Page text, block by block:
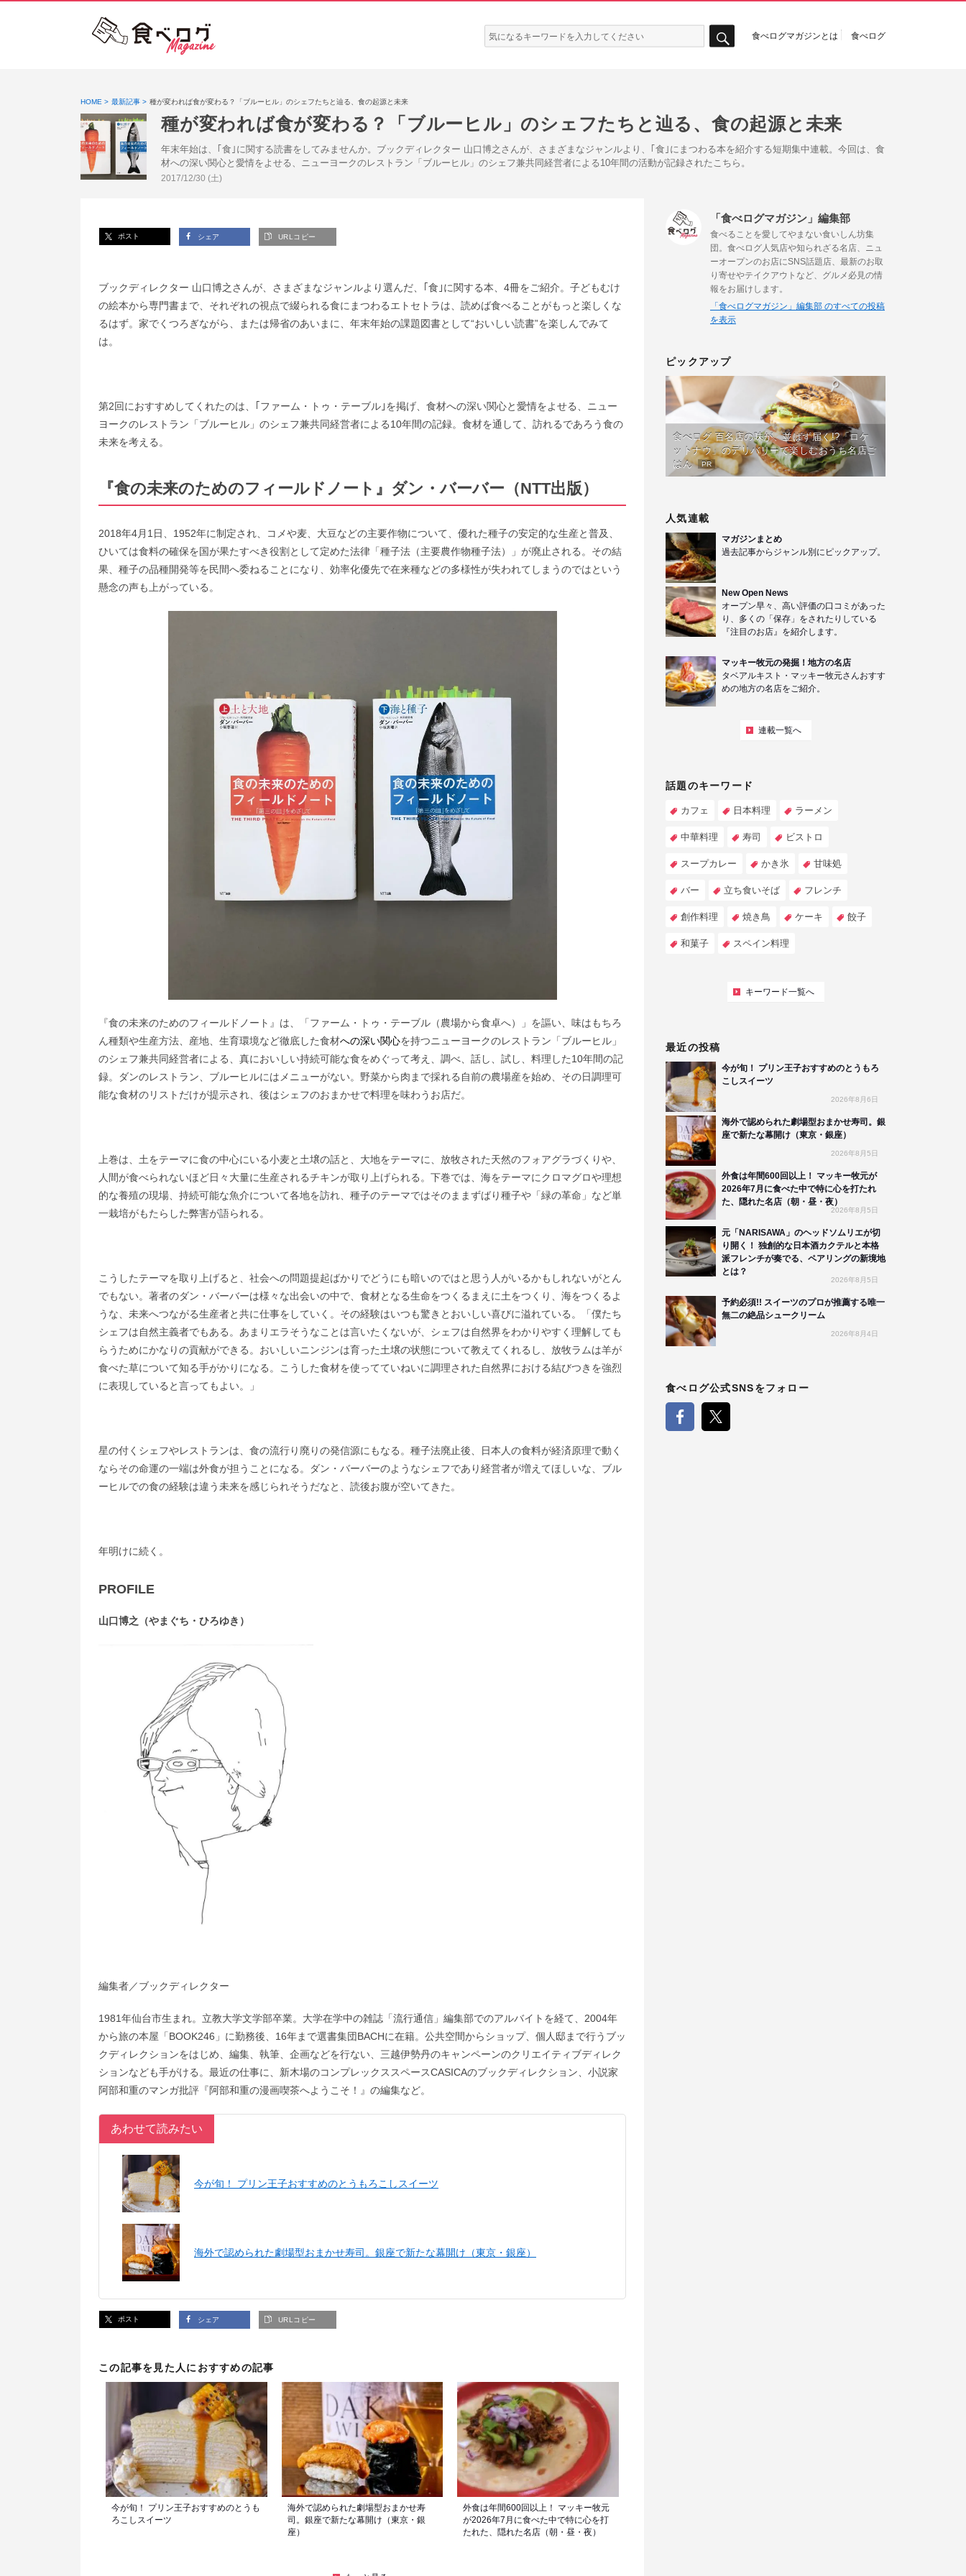
検
索:
食べログマガジンとは 食べログ
HOME 最新記事 種が変われば食が変わる？「ブルーヒル」のシェフたちと辿る、食の起源と未来
種が変われば食が変わる？「ブルーヒル」のシェフたちと辿る、食の起源と未来
年末年始は、｢食｣に関する読書をしてみませんか。ブックディレクター 山口博之さんが、さまざまなジャンルより、｢食｣にまつわる本を紹介する短期集中連載。今回は、食
材への深い関心と愛情をよせる、ニューヨークのレストラン「ブルーヒル」のシェフ兼共同経営者による10年間の活動が記録されたこちら。
投稿日:
2017/12/30 (土)
ポスト シェア URLコピー
ブックディレクター 山口博之さんが、さまざまなジャンルより選んだ、｢食｣に関する本、4冊をご紹介。子どもむけ
の絵本から専門書まで、それぞれの視点で綴られる食にまつわるエトセトラは、読めば食べることがもっと楽しくな
るはず。家でくつろぎながら、または帰省のあいまに、年末年始の課題図書として“おいしい読書”を楽しんでみて
は。
第2回におすすめしてくれたのは、｢ファーム・トゥ・テーブル｣を掲げ、食材への深い関心と愛情をよせる、ニュー
ヨークのレストラン「ブルーヒル」のシェフ兼共同経営者による10年間の記録。食材を通して、訪れるであろう食の
未来を考える。
『食の未来のためのフィールドノート』ダン・バーバー（NTT出版）
2018年4月1日、1952年に制定され、コメや麦、大豆などの主要作物について、優れた種子の安定的な生産と普及、
ひいては食料の確保を国が果たすべき役割として定めた法律「種子法（主要農作物種子法）」が廃止される。その結
果、種子の品種開発等を民間へ委ねることになり、効率化優先で在来種などの多様性が失われてしまうのではという
懸念の声も上がっている。
『食の未来のためのフィールドノート』は、「ファーム・トゥ・テーブル（農場から食卓へ）」を謳い、味はもちろ
ん種類や生産方法、産地、生育環境など徹底した食材への深い関心を持つニューヨークのレストラン「ブルーヒル」
のシェフ兼共同経営者による、真においしい持続可能な食をめぐって考え、調べ、話し、試し、料理した10年間の記
録。ダンのレストラン、ブルーヒルにはメニューがない。野菜から肉まで採れる自前の農場産を始め、その日調理可
能な食材のリストだけが提示され、後はシェフのおまかせで料理を味わうお店だ。
上巻は、土をテーマに食の中心にいる小麦と土壌の話と、大地をテーマに、放牧された天然のフォアグラづくりや、
人間が食べられないほど日々大量に生産されるチキンが取り上げられる。下巻では、海をテーマにクロマグロや理想
的な養殖の現場、持続可能な魚介について各地を訪れ、種子のテーマではそのままずばり種子や「緑の革命」など単
一栽培がもたらした弊害が語られる。
こうしたテーマを取り上げると、社会への問題提起ばかりでどうにも暗いのではと思う人がいるかもしれないがとん
でもない。著者のダン・バーバーは様々な出会いの中で、食材となる生命をつくるまえに土をつくり、海をつくるよ
うな、未来へつながる生産者と共に仕事をしていく。その経験はいつも驚きとおいしい喜びに溢れている。「僕たち
シェフは自然主義者でもある。あまりエラそうなことは言いたくないが、シェフは自然界をわかりやすく理解しても
らうためにかなりの貢献ができる。おいしいニンジンは育った土壌の状態について教えてくれるし、放牧ラムは羊が
食べた草について知る手がかりになる。こうした食材を使ってていねいに調理された自然界における結びつきを強烈
に表現していると言ってもよい。」
星の付くシェフやレストランは、食の流行り廃りの発信源にもなる。種子法廃止後、日本人の食料が経済原理で動く
ならその命運の一端は外食が担うことになる。ダン・バーバーのようなシェフであり経営者が増えてほしいな、ブル
ーヒルでの食の経験は違う未来を感じられそうだなと、読後お腹が空いてきた。
年明けに続く。
PROFILE
山口博之（やまぐち・ひろゆき）
編集者／ブックディレクター
1981年仙台市生まれ。立教大学文学部卒業。大学在学中の雑誌「流行通信」編集部でのアルバイトを経て、2004年
から旅の本屋「BOOK246」に勤務後、16年まで選書集団BACHに在籍。公共空間からショップ、個人邸まで行うブッ
クディレクションをはじめ、編集、執筆、企画などを行ない、三越伊勢丹のキャンペーンのクリエイティブディレク
ションなども手がける。最近の仕事に、新木場のコンプレックススペースCASICAのブックディレクション、小説家
阿部和重のマンガ批評『阿部和重の漫画喫茶へようこそ！』の編集など。
あわせて読みたい
今が旬！ プリン王子おすすめのとうもろこしスイーツ
海外で認められた劇場型おまかせ寿司。銀座で新たな幕開け（東京・銀座）
ポスト シェア URLコピー
この記事を見た人におすすめの記事
今が旬！ プリン王子おすすめのとうも
ろこしスイーツ
海外で認められた劇場型おまかせ寿
司。銀座で新たな幕開け（東京・銀
座）
外食は年間600回以上！ マッキー牧元
が2026年7月に食べた中で特に心を打
たれた、隠れた名店（朝・昼・夜）
「食べログマガジン」編集部
食べることを愛してやまない食いしん坊集
団。食べログ人気店や知られざる名店、ニュ
ーオープンのお店にSNS話題店、最新のお取
り寄せやテイクアウトなど、グルメ必見の情
報をお届けします。
「食べログマガジン」編集部 のすべての投稿
を表示
ピックアップ
食べログ 百名店の味が、並ばず届く!?「ロケ
ットナウ」のデリバリーで楽しむおうち名店ご
はん
PR
人気連載
マガジンまとめ
過去記事からジャンル別にピックアップ。
New Open News
オープン早々、高い評価の口コミがあった
り、多くの「保存」をされたりしている
『注目のお店』を紹介します。
マッキー牧元の発掘！地方の名店
タベアルキスト・マッキー牧元さんおすす
めの地方の名店をご紹介。
連載一覧へ
話題のキーワード
カフェ 日本料理 ラーメン
中華料理 寿司 ビストロ
スープカレー かき氷 甘味処
バー 立ち食いそば フレンチ
創作料理 焼き鳥 ケーキ 餃子
和菓子 スペイン料理
キーワード一覧へ
最近の投稿
今が旬！ プリン王子おすすめのとうもろ
こしスイーツ
2026年8月6日
海外で認められた劇場型おまかせ寿司。銀
座で新たな幕開け（東京・銀座）
2026年8月5日
外食は年間600回以上！ マッキー牧元が
2026年7月に食べた中で特に心を打たれ
た、隠れた名店（朝・昼・夜）
2026年8月5日
元「NARISAWA」のヘッドソムリエが切
り開く！ 独創的な日本酒カクテルと本格
派フレンチが奏でる、ペアリングの新境地
とは？
2026年8月5日
予約必須!! スイーツのプロが推薦する唯一
無二の絶品シュークリーム
2026年8月4日
食べログ公式SNSをフォロー